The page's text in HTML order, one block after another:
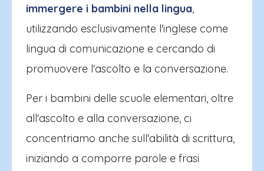
immergere i bambini nella lingua,
utilizzando esclusivamente l'inglese come
lingua di comunicazione e cercando di
promuovere l'ascolto e la conversazione.
Per i bambini delle scuole elementari, oltre
all'ascolto e alla conversazione, ci
concentriamo anche sull'abilità di scrittura,
iniziando a comporre parole e frasi